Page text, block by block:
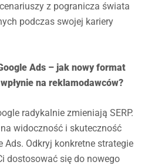
z pogranicza świata
podczas swojej kariery
Ads – jak nowy format
na reklamodawców?
radykalnie zmieniają SERP.
widoczność i skuteczność
Odkryj konkretne strategie
dostosować się do nowego